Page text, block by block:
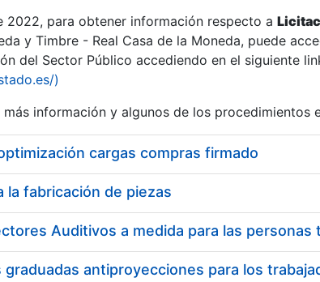
para obtener información respecto a
y Timbre - Real Casa de la Moneda, puede
del Sector Público accediendo en el siguiente
)
información y algunos de los procedimientos
cargas compras firmado
la fabricación de piezas